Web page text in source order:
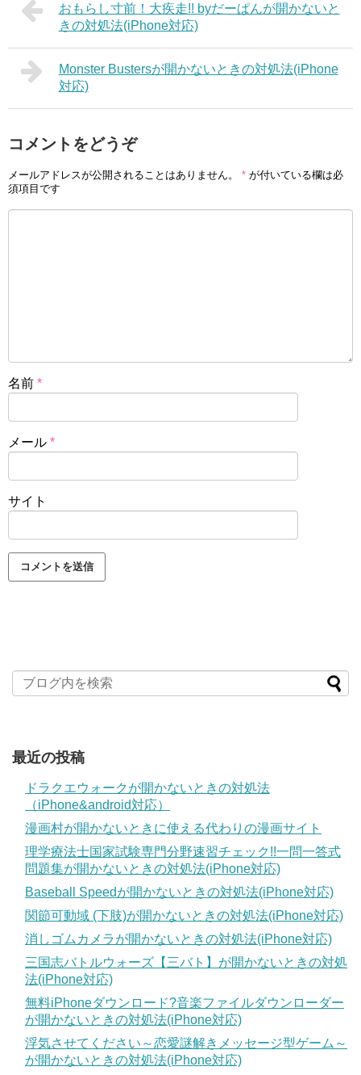
おもらし寸前！大疾走!! byだーぱんが開かないと
きの対処法(iPhone対応)
Monster Bustersが開かないときの対処法(iPhone
対応)
コメントをどうぞ
メールアドレスが公開されることはありません。 * が付いている欄は必
須項目です
名前 *
メール *
サイト
最近の投稿
ドラクエウォークが開かないときの対処法
（iPhone&android対応）
漫画村が開かないときに使える代わりの漫画サイト
理学療法士国家試験専門分野速習チェック!!一問一答式
問題集が開かないときの対処法(iPhone対応)
Baseball Speedが開かないときの対処法(iPhone対応)
関節可動域 (下肢)が開かないときの対処法(iPhone対応)
消しゴムカメラが開かないときの対処法(iPhone対応)
三国志バトルウォーズ【三バト】が開かないときの対処
法(iPhone対応)
無料iPhoneダウンロード?音楽ファイルダウンローダー
が開かないときの対処法(iPhone対応)
浮気させてください～恋愛謎解きメッセージ型ゲーム～
が開かないときの対処法(iPhone対応)